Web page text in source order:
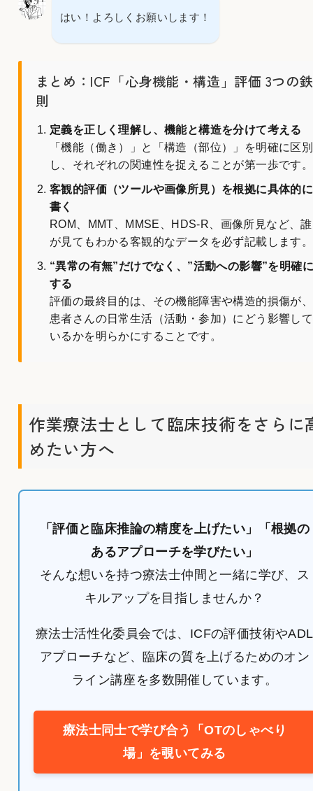
はい！よろしくお願いします！
まとめ：ICF「心身機能・構造」評価 3つの鉄
則
定義を正しく理解し、機能と構造を分けて考える
「機能（働き）」と「構造（部位）」を明確に区別
し、それぞれの関連性を捉えることが第一歩です。
客観的評価（ツールや画像所見）を根拠に具体的に
書く
ROM、MMT、MMSE、HDS-R、画像所見など、誰
が見てもわかる客観的なデータを必ず記載します。
“異常の有無”だけでなく、”活動への影響”を明確に
する
評価の最終目的は、その機能障害や構造的損傷が、
患者さんの日常生活（活動・参加）にどう影響して
いるかを明らかにすることです。
作業療法士として臨床技術をさらに
めたい方へ
「評価と臨床推論の精度を上げたい」「根拠の
あるアプローチを学びたい」
そんな想いを持つ療法士仲間と一緒に学び、ス
キルアップを目指しませんか？
療法士活性化委員会では、ICFの評価技術やADL
アプローチなど、臨床の質を上げるためのオン
ライン講座を多数開催しています。
療法士同士で学び合う「OTのしゃべり
場」を覗いてみる